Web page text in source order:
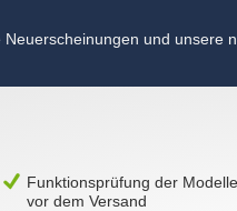
und unsere
Funktionsprüfung der Modelle
vor dem Versand